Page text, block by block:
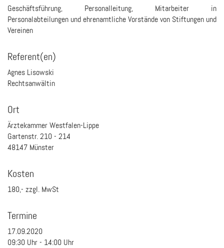
Geschäftsführung, Personalleitung, Mitarbeiter in
Personalabteilungen und ehrenamtliche Vorstände von Stiftungen und
Vereinen
Referent(en)
Agnes Lisowski
Rechtsanwältin
Ort
Ärztekammer Westfalen-Lippe
Gartenstr. 210 - 214
48147 Münster
Kosten
180,- zzgl. MwSt
Termine
17.09.2020
09:30 Uhr - 14:00 Uhr